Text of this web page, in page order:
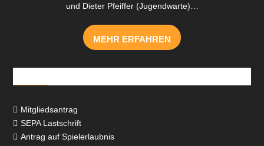
und Dieter Pfeiffer (Jugendwarte)…
MEHR ERFAHREN
 Mitgliedsantrag
 SEPA Lastschrift
 Antrag auf Spielerlaubnis